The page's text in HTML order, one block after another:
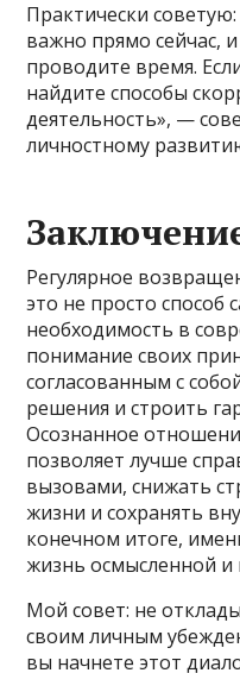
Практически
важно прямо сейчас,
проводите время.
найдите способы
деятельность», —
личностному
Регулярное
это не просто способ
необходимость в
понимание своих
согласованным с
решения и строить
Осознанное
позволяет лучше
вызовами, снижать
жизни и сохранять
конечном итоге,
жизнь осмысленной
Мой совет: не
своим личным
вы начнете этот